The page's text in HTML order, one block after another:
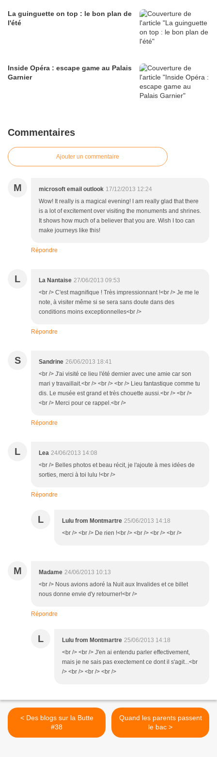
La guinguette on top : le bon plan de
l'été
Inside Opéra : escape game au Palais
Garnier
Commentaires
Ajouter un commentaire
M microsoft email outlook 17/12/2013 12:24
Wow! It really is a magical evening! I am really glad that there
is a lot of excitement over visiting the monuments and shrines.
It shows how much of a believer that you are. Wish I too can
make journeys like this!
Répondre
L La Nantaise 27/06/2013 09:53
<br /> C'est magnifique ! Très impressionnant !<br /> Je me le
note, à visiter même si se sera sans doute dans des
conditions moins exceptionnelles<br />
Répondre
S Sandrine 26/06/2013 18:41
<br /> J'ai visité ce lieu l'été dernier avec une amie car son
mari y travaillait.<br /> <br /> <br /> Lieu fantastique comme tu
dis. Le musée est grand et très chouette aussi.<br /> <br />
<br /> Merci pour ce rappel.<br />
Répondre
L Lea 24/06/2013 14:08
<br /> Belles photos et beau récit, je l'ajoute à mes idées de
sorties, merci à toi lulu !<br />
Répondre
L Lulu from Montmartre 25/06/2013 14:18
<br /> <br /> De rien !<br /> <br /> <br /> <br />
M Madame 24/06/2013 10:13
<br /> Nous avions adoré la Nuit aux Invalides et ce billet
nous donne envie d'y retourner!<br />
Répondre
L Lulu from Montmartre 25/06/2013 14:18
<br /> <br /> J'en ai entendu parler effectivement,
mais je ne sais pas exectement ce dont il s'agit...<br
/> <br /> <br /> <br />
< Des blogs sur la Butte
#38
Quand les parents passent
le bac >